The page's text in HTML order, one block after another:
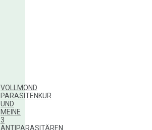
VOLLMOND
PARASITENKUR
UND
MEINE
3
ANTIPARASITÄREN